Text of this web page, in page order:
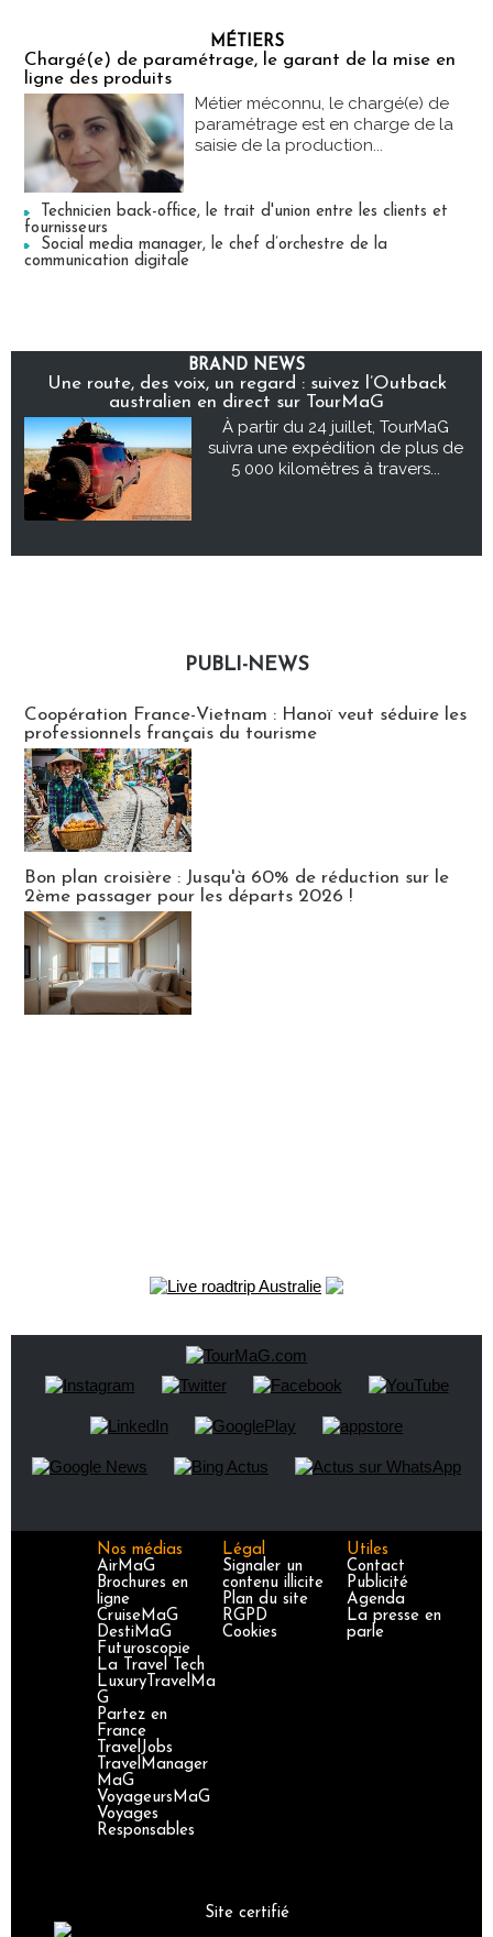
MÉTIERS
Chargé(e) de paramétrage, le garant de la mise en
ligne des produits
Métier méconnu, le chargé(e) de
paramétrage est en charge de la
saisie de la production...
Technicien back-office, le trait d'union entre les clients et
fournisseurs
Social media manager, le chef d’orchestre de la
communication digitale
BRAND NEWS
Une route, des voix, un regard : suivez l’Outback
australien en direct sur TourMaG
À partir du 24 juillet, TourMaG
suivra une expédition de plus de
5 000 kilomètres à travers...
PUBLI-NEWS
Coopération France-Vietnam : Hanoï veut séduire les
professionnels français du tourisme
Bon plan croisière : Jusqu'à 60% de réduction sur le
2ème passager pour les départs 2026 !
Nos médias
AirMaG
Brochures en
ligne
CruiseMaG
DestiMaG
Futuroscopie
La Travel Tech
LuxuryTravelMa
G
Partez en
France
TravelJobs
TravelManager
MaG
VoyageursMaG
Voyages
Responsables
Légal
Signaler un
contenu illicite
Plan du site
RGPD
Cookies
Utiles
Contact
Publicité
Agenda
La presse en
parle
Site certifié